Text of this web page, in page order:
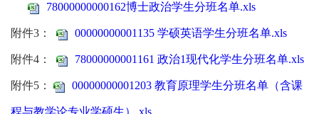
78000000000162博士政治学生分班名单.xls
附件3 ： 00000000001135 学硕英语学生分班名单.xls
附件4 ： 78000000001161 政治1现代化学生分班名单.xls
附件5 ： 00000000001203 教育原理学生分班名单（含课